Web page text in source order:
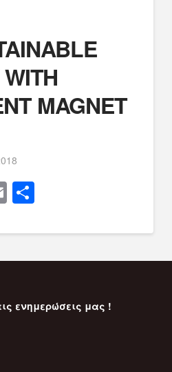
MAGNET
Email
ενημερώσεις μας !